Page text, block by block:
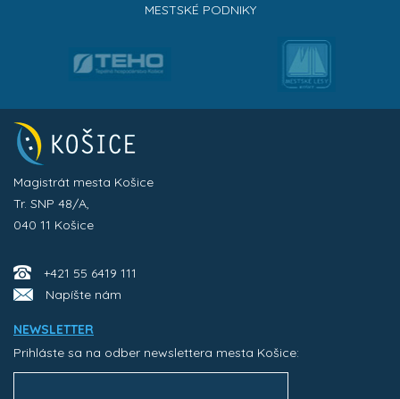
MESTSKÉ PODNIKY
Magistrát mesta Košice
Tr. SNP 48/A,
040 11 Košice
+421 55 6419 111
Napíšte nám
NEWSLETTER
Prihláste sa na odber newslettera mesta Košice: